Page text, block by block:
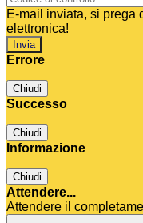
E-mail inviata, si prega
elettronica!
Errore
Chiudi
Successo
Chiudi
Informazione
Chiudi
Attendere...
Attendere il